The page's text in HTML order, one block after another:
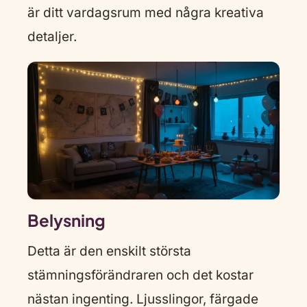
är ditt vardagsrum med några kreativa
detaljer.
Belysning
Detta är den enskilt största
stämningsförändraren och det kostar
nästan ingenting. Ljusslingor, färgade